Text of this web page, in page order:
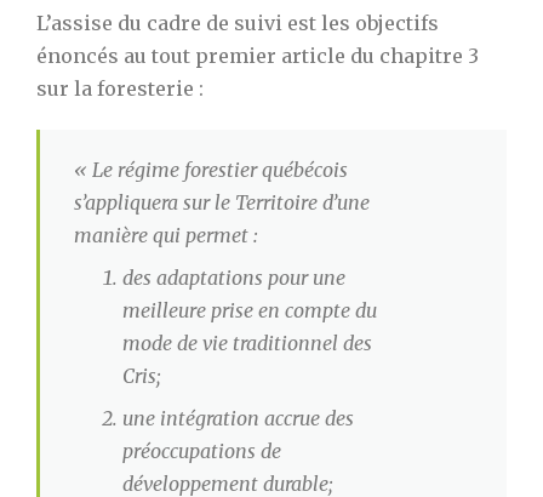
L’assise du cadre de suivi est les objectifs
énoncés au tout premier article du chapitre 3
sur la foresterie :
« Le régime forestier québécois
s’appliquera sur le Territoire d’une
manière qui permet :
des adaptations pour une
meilleure prise en compte du
mode de vie traditionnel des
Cris;
une intégration accrue des
préoccupations de
développement durable;